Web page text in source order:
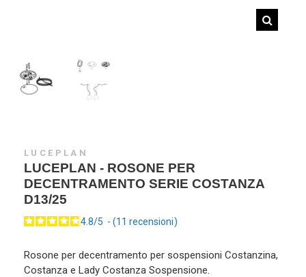
LUCEPLAN
LUCEPLAN - ROSONE PER
DECENTRAMENTO SERIE COSTANZA
D13/25
4.8/5 - 11 recensioni
Rosone per decentramento per sospensioni Costanzina,
Costanza e Lady Costanza Sospensione.